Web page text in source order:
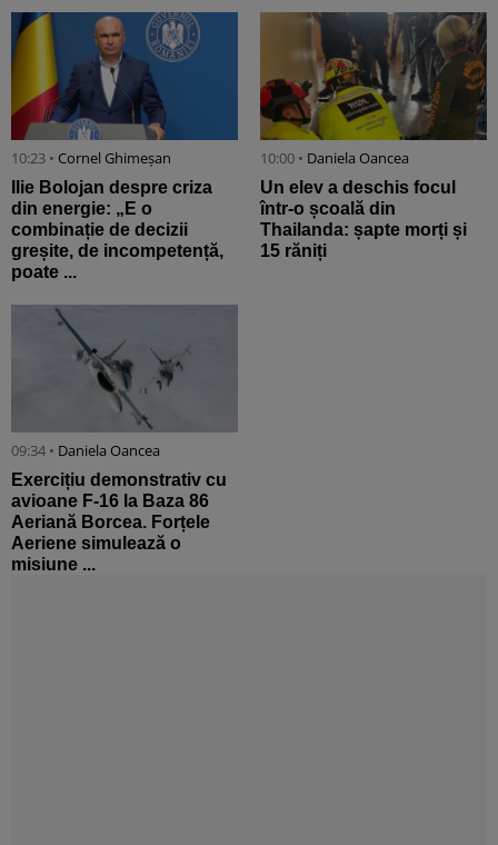
10:23 • Cornel Ghimeșan
Ilie Bolojan despre criza
din energie: „E o
combinație de decizii
greșite, de incompetență,
poate ...
10:00 • Daniela Oancea
Un elev a deschis focul
într-o școală din
Thailanda: șapte morți și
15 răniți
09:34 • Daniela Oancea
Exercițiu demonstrativ cu
avioane F-16 la Baza 86
Aeriană Borcea. Forțele
Aeriene simulează o
misiune ...